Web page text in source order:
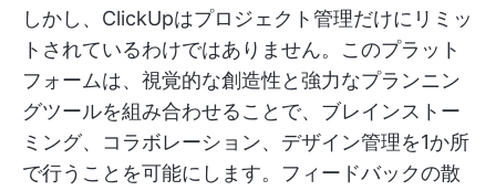
しかし、ClickUpはプロジェクト管理だけにリミッ
トされているわけではありません。このプラット
フォームは、視覚的な創造性と強力なプランニン
グツールを組み合わせることで、ブレインストー
ミング、コラボレーション、デザイン管理を1か所
で行うことを可能にします。フィードバックの散